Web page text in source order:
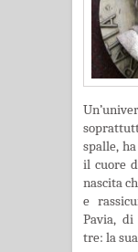
spalle,
il cuore
nascita
e
Pavia,
tre: la